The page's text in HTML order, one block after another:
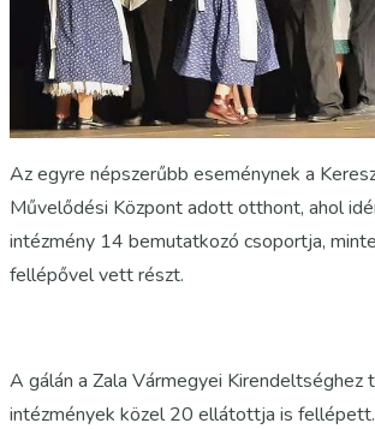
Az egyre népszerűbb eseménynek a
Művelődési Központ adott otthont, ahol
intézmény 14 bemutatkozó csoportja,
fellépővel vett részt.
A gálán a Zala Vármegyei Kirendeltséghez
intézmények közel 20 ellátottja is